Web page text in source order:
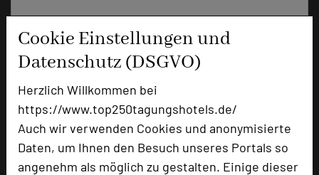
Cookie Einstellungen und
Datenschutz (DSGVO)
Herzlich Willkommen bei
https://www.top250tagungshotels.de/
Auch wir verwenden Cookies und anonymisierte
Daten, um Ihnen den Besuch unseres Portals so
angenehm als möglich zu gestalten. Einige dieser
zur Tagungsanfrage hinzufügen
Bewertung
Tagungsleiter